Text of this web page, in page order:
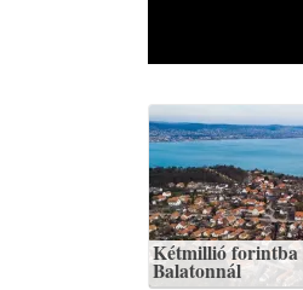
Kétmillió forintba
Balatonnál